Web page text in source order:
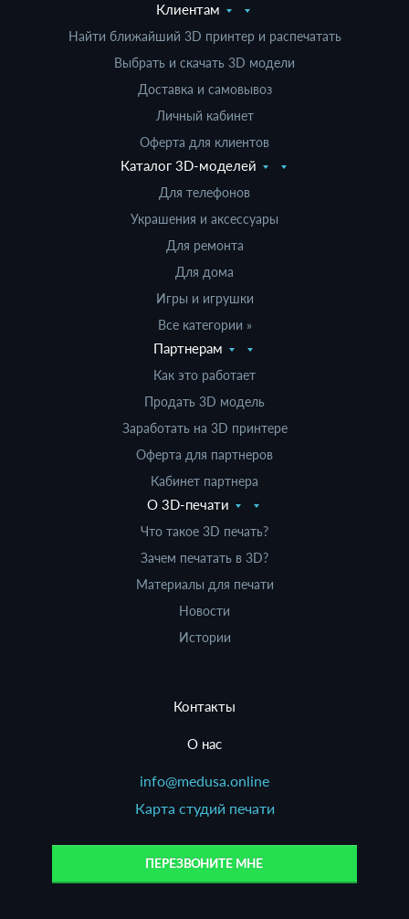
Клиентам
Найти ближайший 3D принтер и распечатать
Выбрать и скачать 3D модели
Доставка и самовывоз
Личный кабинет
Оферта для клиентов
Каталог 3D-моделей
Для телефонов
Украшения и аксессуары
Для ремонта
Для дома
Игры и игрушки
Все категории »
Партнерам
Как это работает
Продать 3D модель
Заработать на 3D принтере
Оферта для партнеров
Кабинет партнера
О 3D-печати
Что такое 3D печать?
Зачем печатать в 3D?
Материалы для печати
Новости
Истории
Контакты
О нас
info@medusa.online
Карта студий печати
ПЕРЕЗВОНИТЕ МНЕ